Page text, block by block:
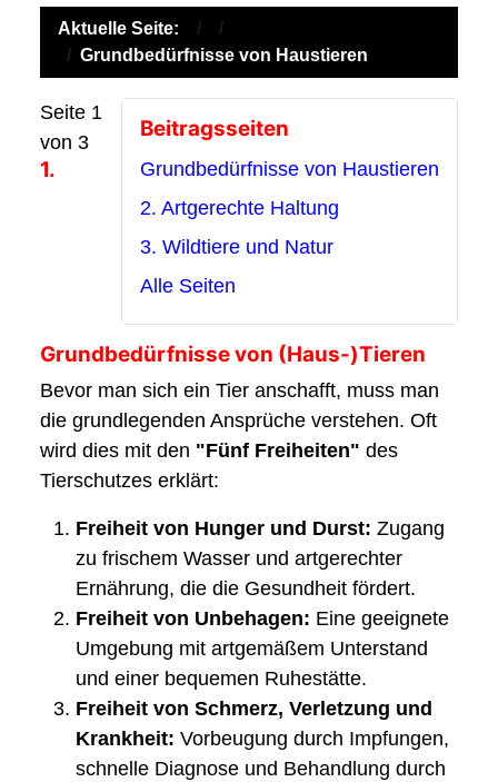
Aktuelle Seite:
Grundbedürfnisse von Haustieren
Beitragsseiten
Grundbedürfnisse von Haustieren
2. Artgerechte Haltung
3. Wildtiere und Natur
Alle Seiten
Seite 1
von 3
1.
Grundbedürfnisse von (Haus-)Tieren
Bevor man sich ein Tier anschafft, muss man
die grundlegenden Ansprüche verstehen. Oft
wird dies mit den "Fünf Freiheiten" des
Tierschutzes erklärt:
Freiheit von Hunger und Durst: Zugang
zu frischem Wasser und artgerechter
Ernährung, die die Gesundheit fördert.
Freiheit von Unbehagen: Eine geeignete
Umgebung mit artgemäßem Unterstand
und einer bequemen Ruhestätte.
Freiheit von Schmerz, Verletzung und
Krankheit: Vorbeugung durch Impfungen,
schnelle Diagnose und Behandlung durch